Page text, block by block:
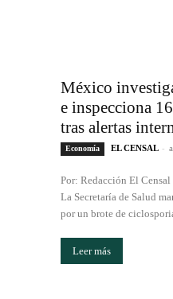
México
e inspecciona
tras alertas
Economía EL CENSAL -
Por: Redacción El
La Secretaría de Salud
por un brote de
Leer más